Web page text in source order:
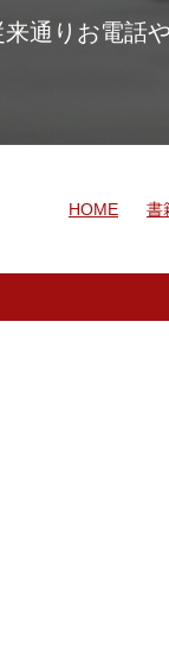
来通りお電話
HOME 書